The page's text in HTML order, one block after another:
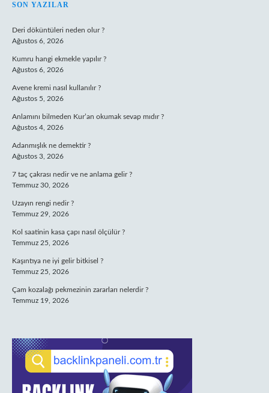
SIDEBAR
SON YAZILAR
Deri döküntüleri neden olur ?
Ağustos 6, 2026
Kumru hangi ekmekle yapılır ?
Ağustos 6, 2026
Avene kremi nasıl kullanılır ?
Ağustos 5, 2026
Anlamını bilmeden Kur’an okumak sevap mıdır ?
Ağustos 4, 2026
Adanmışlık ne demektir ?
Ağustos 3, 2026
7 taç çakrası nedir ve ne anlama gelir ?
Temmuz 30, 2026
Uzayın rengi nedir ?
Temmuz 29, 2026
Kol saatinin kasa çapı nasıl ölçülür ?
Temmuz 25, 2026
Kaşıntıya ne iyi gelir bitkisel ?
Temmuz 25, 2026
Çam kozalağı pekmezinin zararları nelerdir ?
Temmuz 19, 2026